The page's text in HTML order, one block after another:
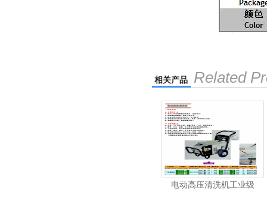
相关产品 Related
电动高压清洗机工业级